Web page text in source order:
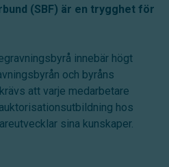
(SBF) är en trygghet för
innebär högt
och byråns
att varje medarbetare
hos
sina kunskaper.